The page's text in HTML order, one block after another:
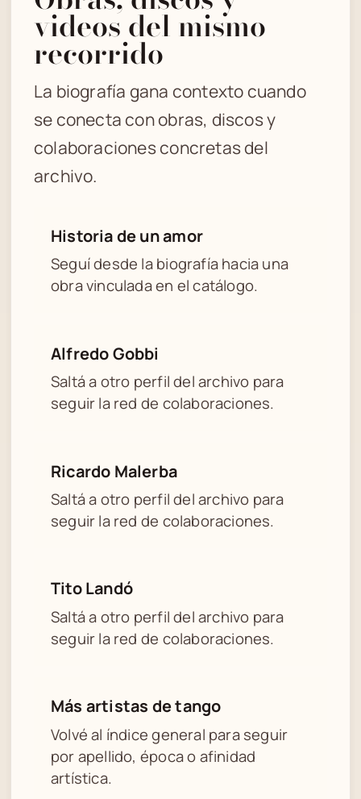
videos del mismo
recorrido
La biografía gana contexto cuando
se conecta con obras, discos y
colaboraciones concretas del
archivo.
Historia de un amor
Seguí desde la biografía hacia una
obra vinculada en el catálogo.
Alfredo Gobbi
Saltá a otro perfil del archivo para
seguir la red de colaboraciones.
Ricardo Malerba
Saltá a otro perfil del archivo para
seguir la red de colaboraciones.
Tito Landó
Saltá a otro perfil del archivo para
seguir la red de colaboraciones.
Más artistas de tango
Volvé al índice general para seguir
por apellido, época o afinidad
artística.